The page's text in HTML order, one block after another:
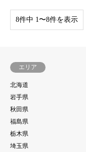
8件中 1〜8件を表示
エリア
北海道
岩手県
秋田県
福島県
栃木県
埼玉県